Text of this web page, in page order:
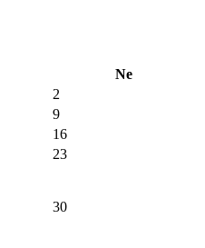
Ne
2
9
16
23
30